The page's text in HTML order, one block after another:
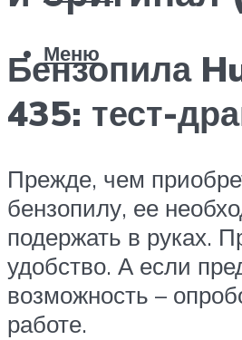
Меню
Бензопила
435: тест-
Прежде, чем
бензопилу, ее
подержать в руках.
удобство. А если
возможность –
работе.